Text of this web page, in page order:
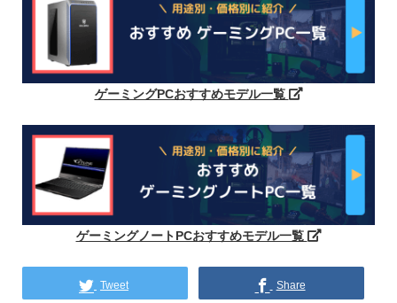
ゲーミングPCおすすめモデル一覧
ゲーミングノートPCおすすめモデル一覧
Tweet Share